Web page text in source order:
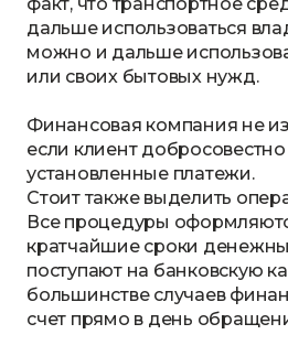
факт, что транспортное
дальше использоваться
можно и дальше
или своих бытовых нужд.
Финансовая компания не
если клиент
установленные платежи.
Стоит также выделить
Все процедуры
кратчайшие сроки
поступают на банковскую
большинстве случаев
счет прямо в день